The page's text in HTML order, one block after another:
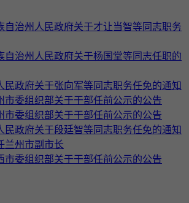
自治州人民政府关于才让当智等同志职务
自治州人民政府关于杨国堂等同志任职的
民政府关于张向军等同志职务任免的通知
市委组织部关于干部任前公示的公告
市委组织部关于干部任前公示的公告
民政府关于段廷智等同志职务任免的通知
兰州市副市长
市委组织部关于干部任前公示的公告